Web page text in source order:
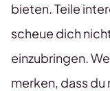
bieten. Teile
scheue dich
einzubringen.
merken, dass